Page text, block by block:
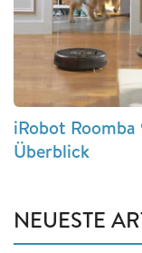
iRobot
Überblick
NEUESTE